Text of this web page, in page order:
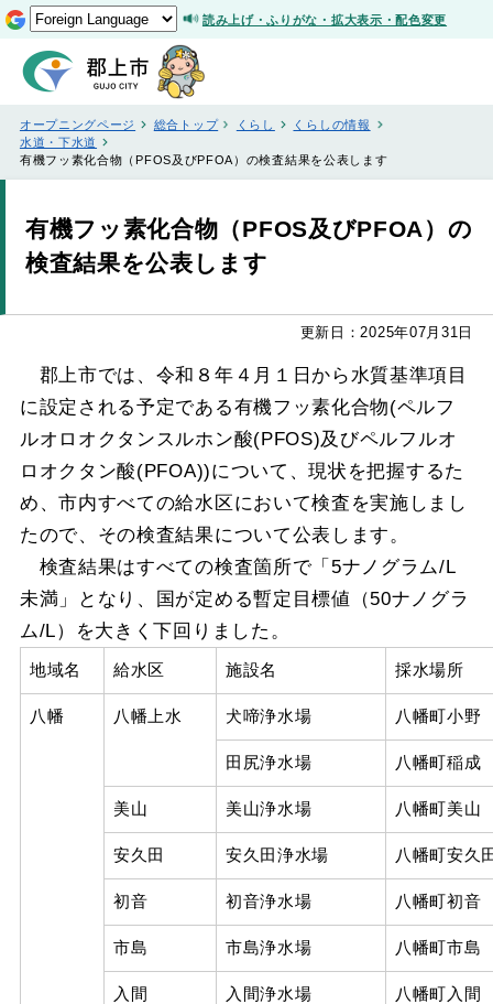
読み上げ・ふりがな・拡大表示・配色変更
オープニングページ 総合トップ くらし
くらしの情報
水道・下水道
有機フッ素化合物（PFOS及びPFOA）の検査結果を公表します
有機フッ素化合物（PFOS及びPFOA）の
検査結果を公表します
更新日：2025年07月31日
郡上市では、令和８年４月１日から水質基準項目
に設定される予定である有機フッ素化合物(ペルフ
ルオロオクタンスルホン酸(PFOS)及びペルフルオ
ロオクタン酸(PFOA))について、現状を把握するた
め、市内すべての給水区において検査を実施しまし
たので、その検査結果について公表します。
検査結果はすべての検査箇所で「5ナノグラム/L
未満」となり、国が定める暫定目標値（50ナノグラ
ム/L）を大きく下回りました。
地域名 給水区 施設名 採水場所
八幡 八幡上水 犬啼浄水場 八幡町小野
田尻浄水場 八幡町稲成
美山 美山浄水場 八幡町美山
安久田 安久田浄水場 八幡町安久
初音 初音浄水場 八幡町初音
市島 市島浄水場 八幡町市島
入間 入間浄水場 八幡町入間